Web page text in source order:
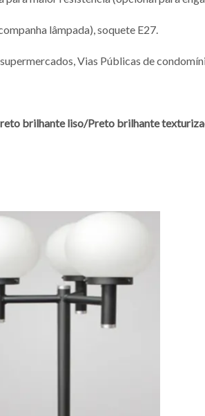
lâmpada), soquete E27.
Vias Públicas de
brilhante liso/Preto brilhante